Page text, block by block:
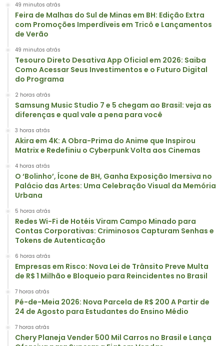
49 minutos atrás
Feira de Malhas do Sul de Minas em BH: Edição Extra
com Promoções Imperdíveis em Tricô e Lançamentos
de Verão
49 minutos atrás
Tesouro Direto Desativa App Oficial em 2026: Saiba
Como Acessar Seus Investimentos e o Futuro Digital
do Programa
2 horas atrás
Samsung Music Studio 7 e 5 chegam ao Brasil: veja as
diferenças e qual vale a pena para você
3 horas atrás
Akira em 4K: A Obra-Prima do Anime que Inspirou
Matrix e Redefiniu o Cyberpunk Volta aos Cinemas
4 horas atrás
O ‘Bolinho’, Ícone de BH, Ganha Exposição Imersiva no
Palácio das Artes: Uma Celebração Visual da Memória
Urbana
5 horas atrás
Redes Wi-Fi de Hotéis Viram Campo Minado para
Contas Corporativas: Criminosos Capturam Senhas e
Tokens de Autenticação
6 horas atrás
Empresas em Risco: Nova Lei de Trânsito Preve Multa
de R$ 1 Milhão e Bloqueio para Reincidentes no Brasil
7 horas atrás
Pé-de-Meia 2026: Nova Parcela de R$ 200 A Partir de
24 de Agosto para Estudantes do Ensino Médio
7 horas atrás
Chery Planeja Vender 500 Mil Carros no Brasil e Lança